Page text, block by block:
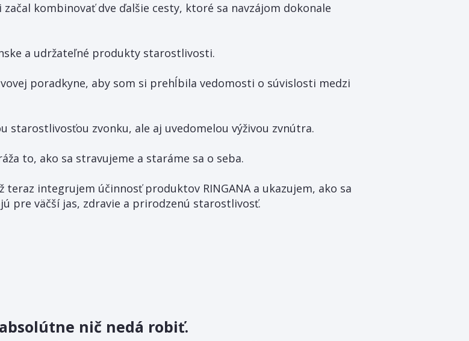
kombinovať dve ďalšie cesty, ktoré sa navzájom dokonale
a udržateľné produkty starostlivosti.
poradkyne, aby som si prehĺbila vedomosti o súvislosti medzi
starostlivosťou zvonku, ale aj uvedomelou výživou zvnútra.
to, ako sa stravujeme a staráme sa o seba.
integrujem účinnosť produktov RINGANA a ukazujem, ako sa
pre väčší jas, zdravie a prirodzenú starostlivosť.
nič nedá robiť.